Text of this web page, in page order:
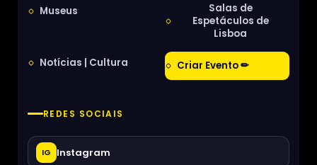
Museus
Salas de
Espetáculos de
Lisboa
Notícias | Cultura Criar Evento ✏
REDES SOCIAIS
IG Instagram